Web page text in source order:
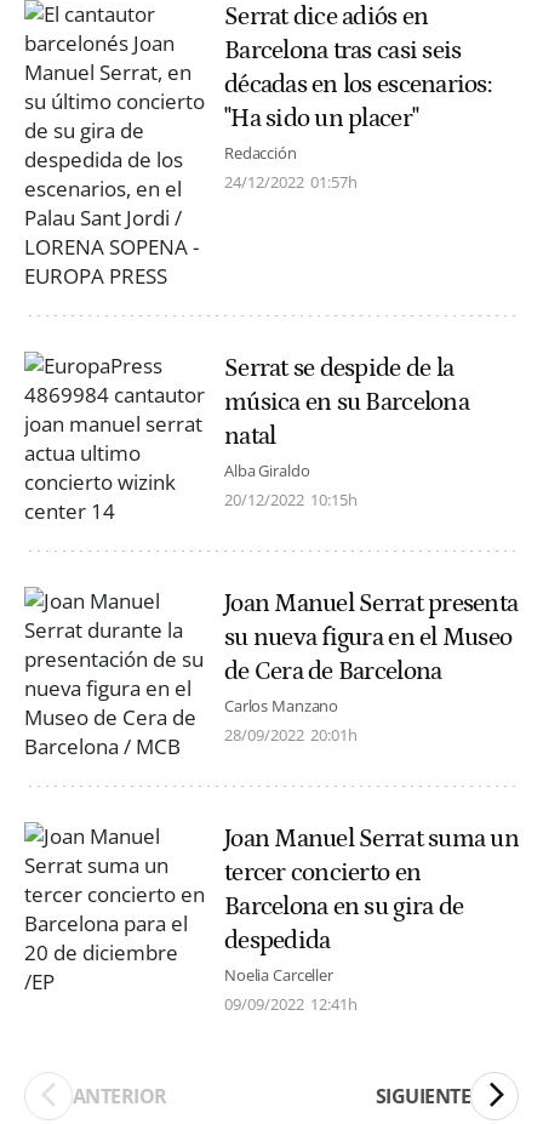
Serrat dice adiós en
Barcelona tras casi seis
décadas en los escenarios:
"Ha sido un placer"
Redacción
24/12/2022 01:57h
Serrat se despide de la
música en su Barcelona
natal
Alba Giraldo
20/12/2022 10:15h
Joan Manuel Serrat presenta
su nueva figura en el Museo
de Cera de Barcelona
Carlos Manzano
28/09/2022 20:01h
Joan Manuel Serrat suma un
tercer concierto en
Barcelona en su gira de
despedida
Noelia Carceller
09/09/2022 12:41h
ANTERIOR SIGUIENTE